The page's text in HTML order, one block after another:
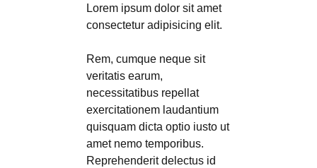
Lorem ipsum dolor sit amet
consectetur adipisicing elit.
Rem, cumque neque sit
veritatis earum,
necessitatibus repellat
exercitationem laudantium
quisquam dicta optio iusto ut
amet nemo temporibus.
Reprehenderit delectus id